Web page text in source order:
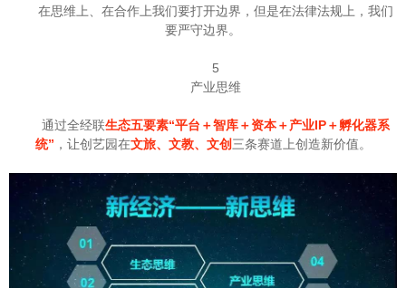
在思维上、在合作上我们要打开边界，但是在法律法规上，我们
要严守边界。
5
产业思维
通过全经联生态五要素“平台＋智库＋资本＋产业IP＋孵化器系
统” ，让创艺园在文旅、文教、文创 三条赛道上创造新价值。